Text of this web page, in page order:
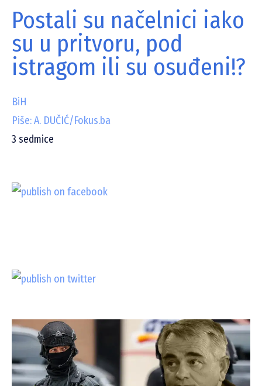
Postali su načelnici iako
su u pritvoru, pod
istragom ili su osuđeni!?
BiH
Piše: A. DUČIĆ/Fokus.ba
3 sedmice